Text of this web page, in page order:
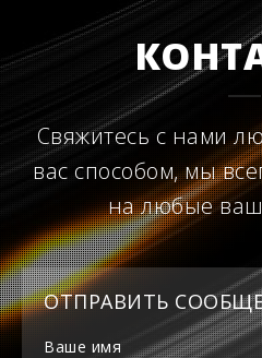
Свяжитесь с нами
вас способом, мы
на любые
ОТПРАВИТЬ
Ваше имя